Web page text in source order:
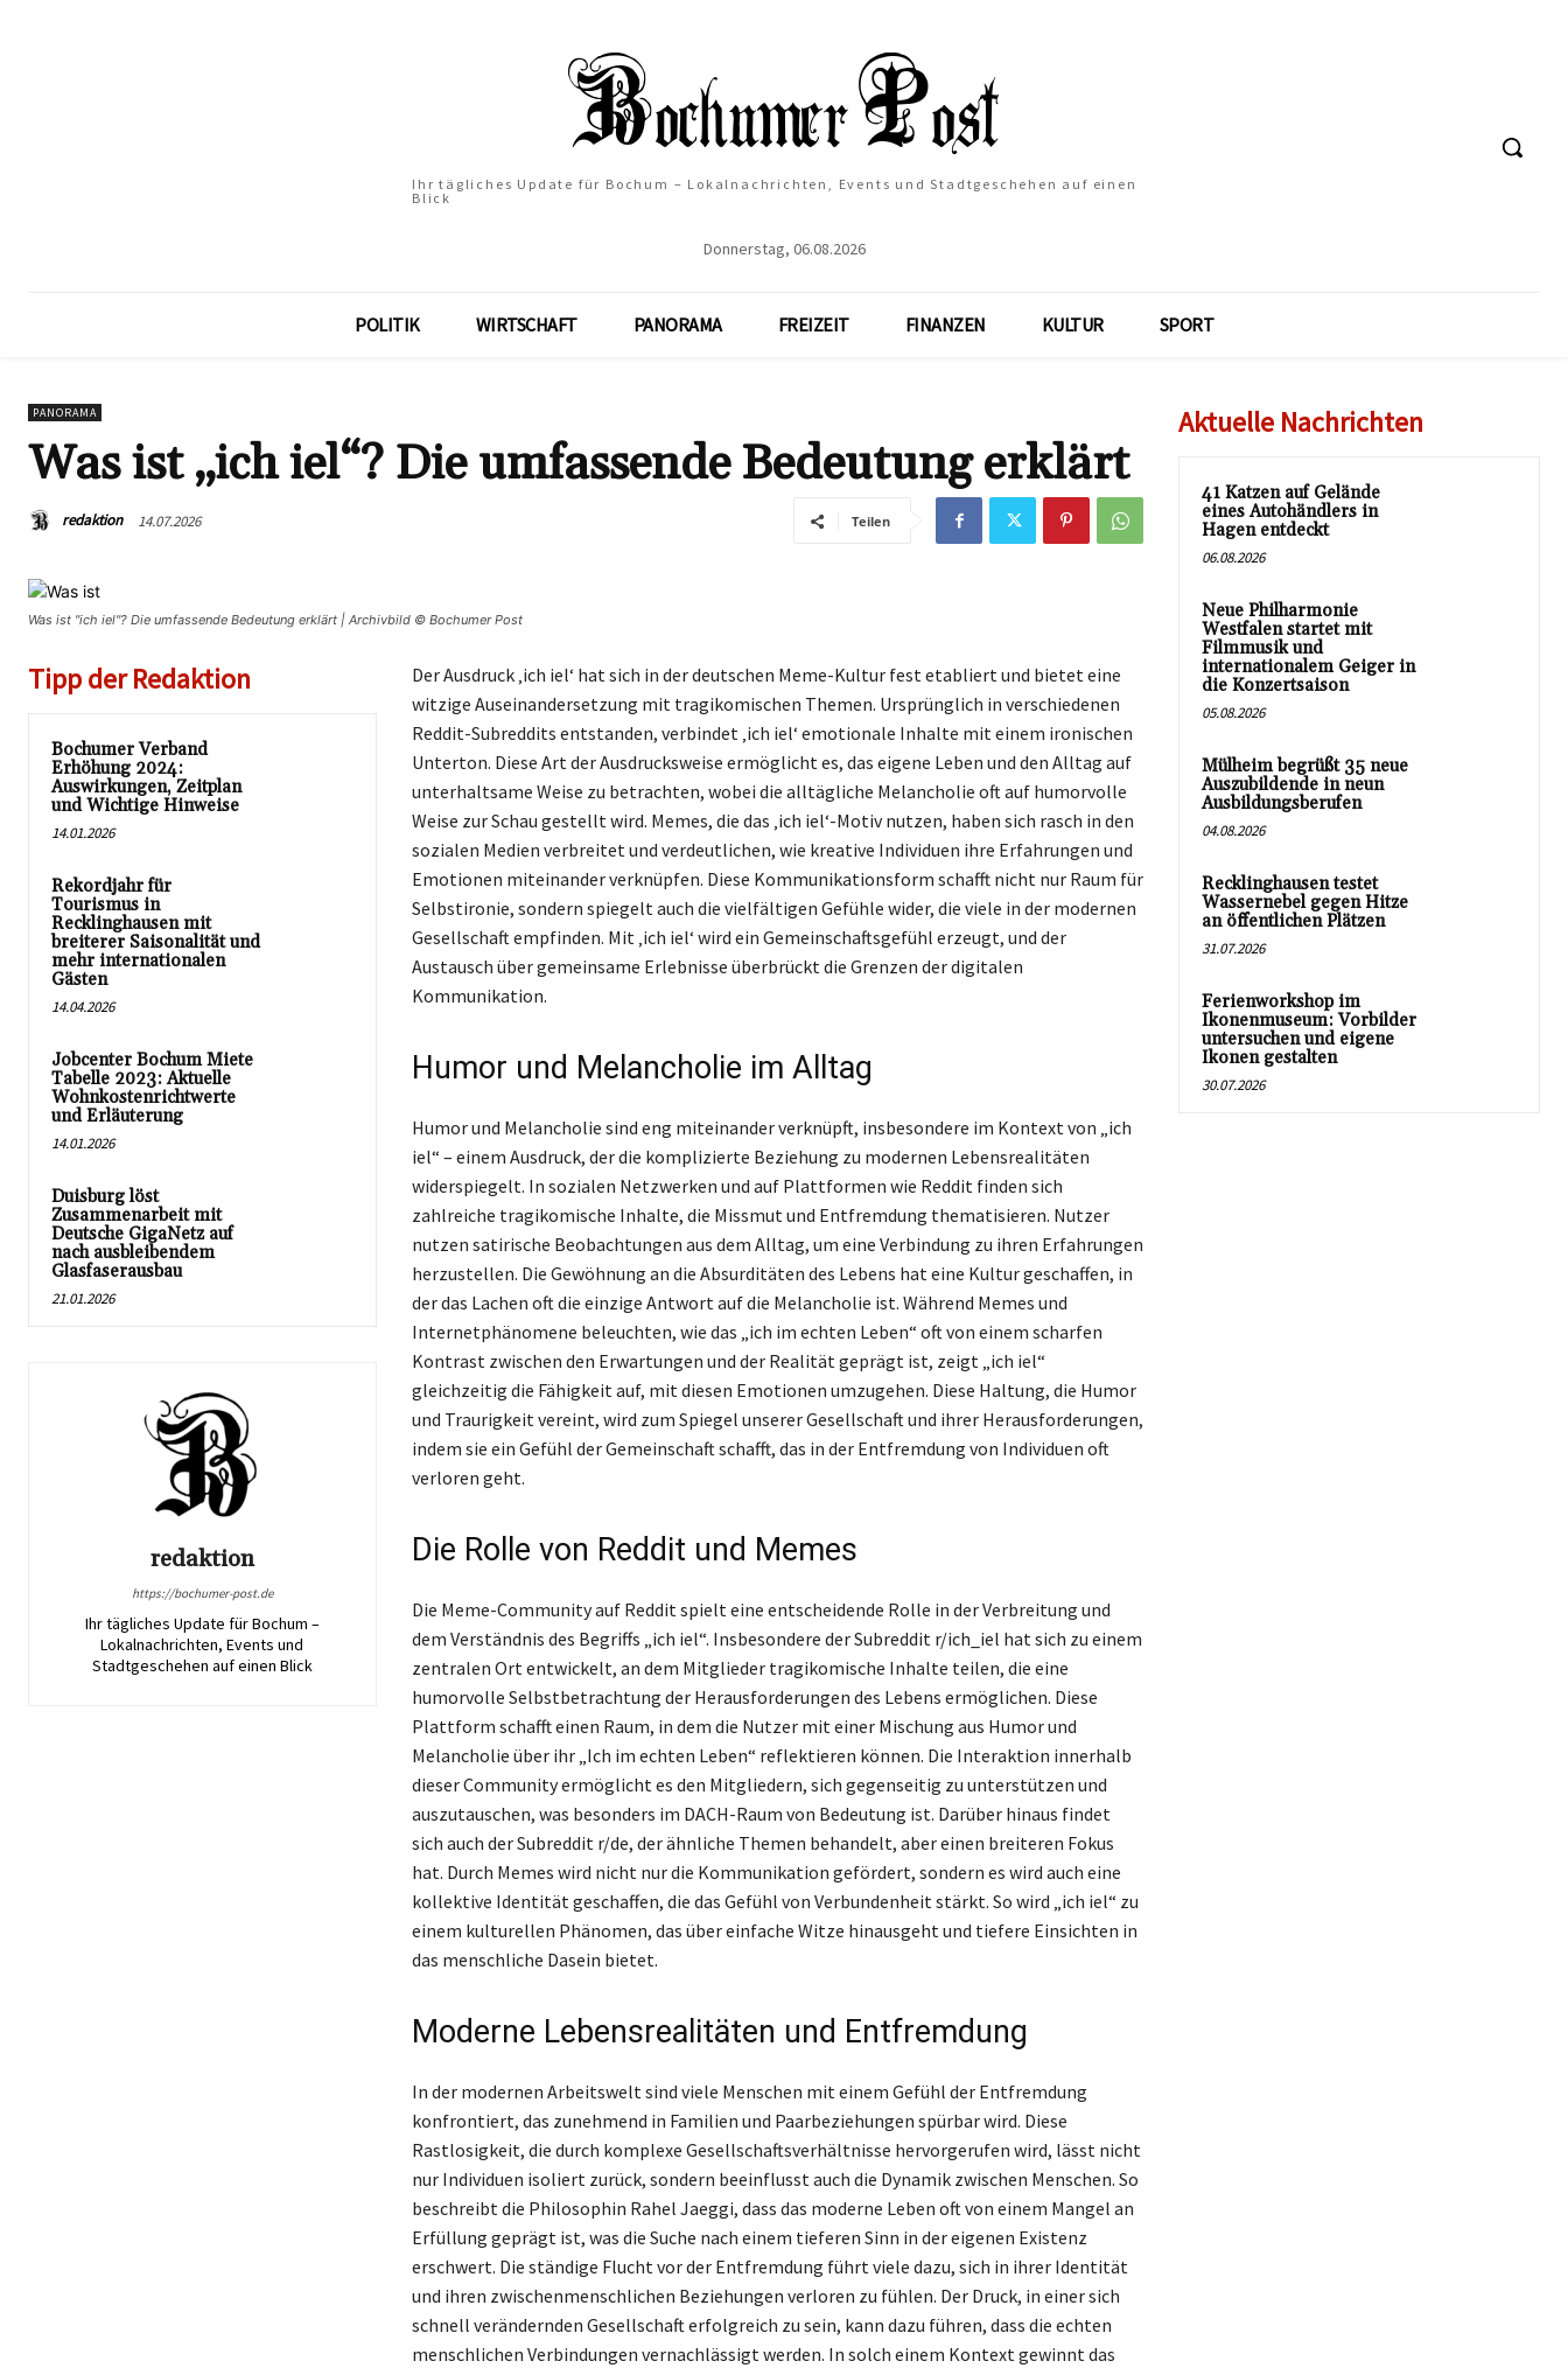
Ihr tägliches Update für Bochum – Lokalnachrichten, Events und Stadtgeschehen auf einen
Blick
Donnerstag, 06.08.2026
POLITIK WIRTSCHAFT PANORAMA FREIZEIT FINANZEN KULTUR SPORT
PANORAMA
Was ist „ich iel“? Die umfassende Bedeutung erklärt
redaktion 14.07.2026 Teilen
Was ist "ich iel"? Die umfassende Bedeutung erklärt | Archivbild © Bochumer Post
Tipp der Redaktion
Bochumer Verband
Erhöhung 2024:
Auswirkungen, Zeitplan
und Wichtige Hinweise
14.01.2026
Rekordjahr für
Tourismus in
Recklinghausen mit
breiterer Saisonalität und
mehr internationalen
Gästen
14.04.2026
Jobcenter Bochum Miete
Tabelle 2023: Aktuelle
Wohnkostenrichtwerte
und Erläuterung
14.01.2026
Duisburg löst
Zusammenarbeit mit
Deutsche GigaNetz auf
nach ausbleibendem
Glasfaserausbau
21.01.2026
redaktion
https://bochumer-post.de
Ihr tägliches Update für Bochum –
Lokalnachrichten, Events und
Stadtgeschehen auf einen Blick
Der Ausdruck ‚ich iel‘ hat sich in der deutschen Meme-Kultur fest etabliert und bietet eine
witzige Auseinandersetzung mit tragikomischen Themen. Ursprünglich in verschiedenen
Reddit-Subreddits entstanden, verbindet ‚ich iel‘ emotionale Inhalte mit einem ironischen
Unterton. Diese Art der Ausdrucksweise ermöglicht es, das eigene Leben und den Alltag auf
unterhaltsame Weise zu betrachten, wobei die alltägliche Melancholie oft auf humorvolle
Weise zur Schau gestellt wird. Memes, die das ‚ich iel‘-Motiv nutzen, haben sich rasch in den
sozialen Medien verbreitet und verdeutlichen, wie kreative Individuen ihre Erfahrungen und
Emotionen miteinander verknüpfen. Diese Kommunikationsform schafft nicht nur Raum für
Selbstironie, sondern spiegelt auch die vielfältigen Gefühle wider, die viele in der modernen
Gesellschaft empfinden. Mit ‚ich iel‘ wird ein Gemeinschaftsgefühl erzeugt, und der
Austausch über gemeinsame Erlebnisse überbrückt die Grenzen der digitalen
Kommunikation.
Humor und Melancholie im Alltag
Humor und Melancholie sind eng miteinander verknüpft, insbesondere im Kontext von „ich
iel“ – einem Ausdruck, der die komplizierte Beziehung zu modernen Lebensrealitäten
widerspiegelt. In sozialen Netzwerken und auf Plattformen wie Reddit finden sich
zahlreiche tragikomische Inhalte, die Missmut und Entfremdung thematisieren. Nutzer
nutzen satirische Beobachtungen aus dem Alltag, um eine Verbindung zu ihren Erfahrungen
herzustellen. Die Gewöhnung an die Absurditäten des Lebens hat eine Kultur geschaffen, in
der das Lachen oft die einzige Antwort auf die Melancholie ist. Während Memes und
Internetphänomene beleuchten, wie das „ich im echten Leben“ oft von einem scharfen
Kontrast zwischen den Erwartungen und der Realität geprägt ist, zeigt „ich iel“
gleichzeitig die Fähigkeit auf, mit diesen Emotionen umzugehen. Diese Haltung, die Humor
und Traurigkeit vereint, wird zum Spiegel unserer Gesellschaft und ihrer Herausforderungen,
indem sie ein Gefühl der Gemeinschaft schafft, das in der Entfremdung von Individuen oft
verloren geht.
Die Rolle von Reddit und Memes
Die Meme-Community auf Reddit spielt eine entscheidende Rolle in der Verbreitung und
dem Verständnis des Begriffs „ich iel“. Insbesondere der Subreddit r/ich_iel hat sich zu einem
zentralen Ort entwickelt, an dem Mitglieder tragikomische Inhalte teilen, die eine
humorvolle Selbstbetrachtung der Herausforderungen des Lebens ermöglichen. Diese
Plattform schafft einen Raum, in dem die Nutzer mit einer Mischung aus Humor und
Melancholie über ihr „Ich im echten Leben“ reflektieren können. Die Interaktion innerhalb
dieser Community ermöglicht es den Mitgliedern, sich gegenseitig zu unterstützen und
auszutauschen, was besonders im DACH-Raum von Bedeutung ist. Darüber hinaus findet
sich auch der Subreddit r/de, der ähnliche Themen behandelt, aber einen breiteren Fokus
hat. Durch Memes wird nicht nur die Kommunikation gefördert, sondern es wird auch eine
kollektive Identität geschaffen, die das Gefühl von Verbundenheit stärkt. So wird „ich iel“ zu
einem kulturellen Phänomen, das über einfache Witze hinausgeht und tiefere Einsichten in
das menschliche Dasein bietet.
Moderne Lebensrealitäten und Entfremdung
In der modernen Arbeitswelt sind viele Menschen mit einem Gefühl der Entfremdung
konfrontiert, das zunehmend in Familien und Paarbeziehungen spürbar wird. Diese
Rastlosigkeit, die durch komplexe Gesellschaftsverhältnisse hervorgerufen wird, lässt nicht
nur Individuen isoliert zurück, sondern beeinflusst auch die Dynamik zwischen Menschen. So
beschreibt die Philosophin Rahel Jaeggi, dass das moderne Leben oft von einem Mangel an
Erfüllung geprägt ist, was die Suche nach einem tieferen Sinn in der eigenen Existenz
erschwert. Die ständige Flucht vor der Entfremdung führt viele dazu, sich in ihrer Identität
und ihren zwischenmenschlichen Beziehungen verloren zu fühlen. Der Druck, in einer sich
schnell verändernden Gesellschaft erfolgreich zu sein, kann dazu führen, dass die echten
menschlichen Verbindungen vernachlässigt werden. In solch einem Kontext gewinnt das
Aktuelle Nachrichten
41 Katzen auf Gelände
eines Autohändlers in
Hagen entdeckt
06.08.2026
Neue Philharmonie
Westfalen startet mit
Filmmusik und
internationalem Geiger in
die Konzertsaison
05.08.2026
Mülheim begrüßt 35 neue
Auszubildende in neun
Ausbildungsberufen
04.08.2026
Recklinghausen testet
Wassernebel gegen Hitze
an öffentlichen Plätzen
31.07.2026
Ferienworkshop im
Ikonenmuseum: Vorbilder
untersuchen und eigene
Ikonen gestalten
30.07.2026